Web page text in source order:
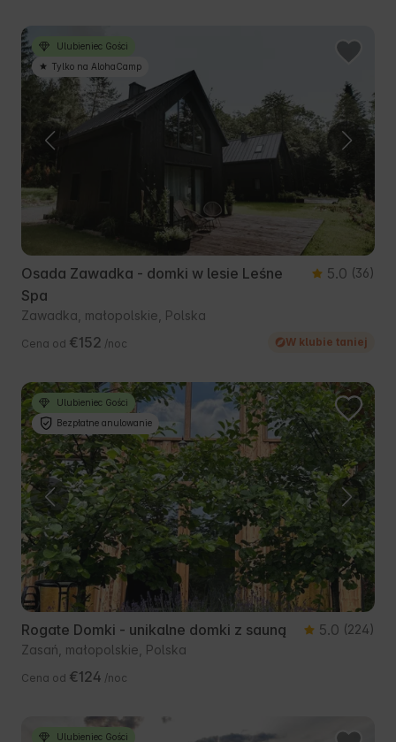
Ulubieniec Gości
Tylko na AlohaCamp
Osada Zawadka - domki w lesie Leśne
Spa
5.0 (36)
Zawadka, małopolskie, Polska
Cena od €152 /noc W klubie taniej
Ulubieniec Gości
Bezpłatne anulowanie
Rogate Domki - unikalne domki z sauną 5.0 (224)
Zasań, małopolskie, Polska
Cena od €124 /noc
Ulubieniec Gości